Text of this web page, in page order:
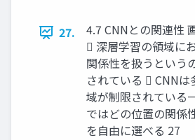
27.
4.7 CNNとの関連性
 深層学習の領域に
関係性を扱うという
されている  CNN
域が制限されている
ではどの位置の関係
を自由に選べる 27